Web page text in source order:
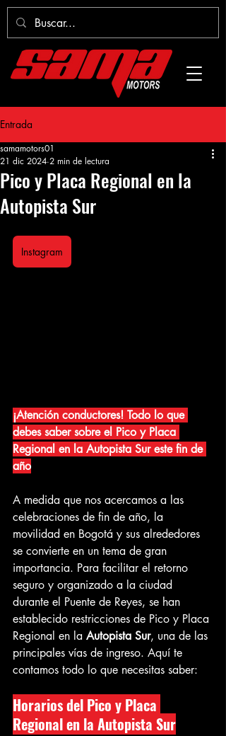
Entrada
Pico y Placa Regional en la
Autopista Sur
samamotors01
21 dic 2024 2 min de lectura
Instagram
¡Atención conductores! Todo lo que
debes saber sobre el Pico y Placa
Regional en la Autopista Sur este fin de
año
A medida que nos acercamos a las
celebraciones de fin de año, la
movilidad en Bogotá y sus alrededores
se convierte en un tema de gran
importancia. Para facilitar el retorno
seguro y organizado a la ciudad
durante el Puente de Reyes, se han
establecido restricciones de Pico y Placa
Regional en la Autopista Sur, una de las
principales vías de ingreso. Aquí te
contamos todo lo que necesitas saber:
Horarios del Pico y Placa
Regional en la Autopista Sur